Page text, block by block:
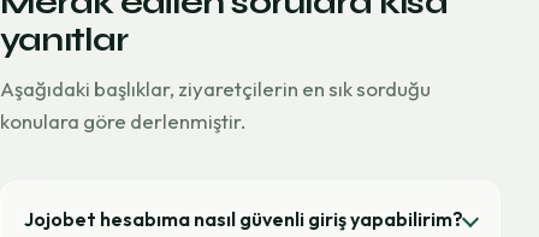
yanıtlar
Aşağıdaki başlıklar, ziyaretçilerin en sık sorduğu
konulara göre derlenmiştir.
Jojobet hesabıma nasıl güvenli giriş yapabilirim?